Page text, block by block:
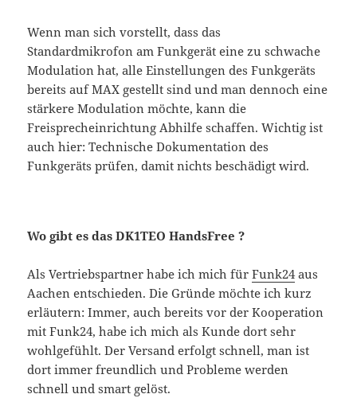
Wenn man sich vorstellt, dass das
Standardmikrofon am Funkgerät eine zu schwache
Modulation hat, alle Einstellungen des Funkgeräts
bereits auf MAX gestellt sind und man dennoch eine
stärkere Modulation möchte, kann die
Freisprecheinrichtung Abhilfe schaffen. Wichtig ist
auch hier: Technische Dokumentation des
Funkgeräts prüfen, damit nichts beschädigt wird.
Wo gibt es das DK1TEO HandsFree ?
Als Vertriebspartner habe ich mich fürFunk24aus
Aachen entschieden. Die Gründe möchte ich kurz
erläutern: Immer, auch bereits vor der Kooperation
mit Funk24, habe ich mich als Kunde dort sehr
wohlgefühlt. Der Versand erfolgt schnell, man ist
dort immer freundlich und Probleme werden
schnell und smart gelöst.